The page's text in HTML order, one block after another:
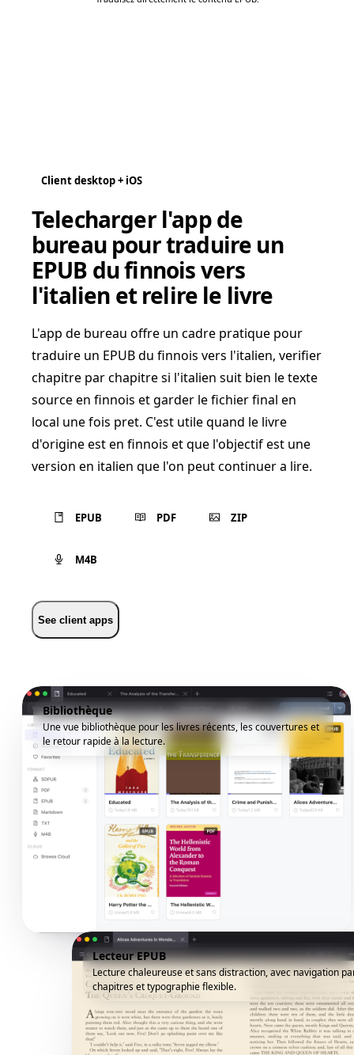
Client desktop + iOS
Telecharger l'app de
bureau pour traduire un
EPUB du finnois vers
l'italien et relire le livre
L'app de bureau offre un cadre pratique pour
traduire un EPUB du finnois vers l'italien, verifier
chapitre par chapitre si l'italien suit bien le texte
source en finnois et garder le fichier final en
local une fois pret. C'est utile quand le livre
d'origine est en finnois et que l'objectif est une
version en italien que l'on peut continuer a lire.
EPUB PDF ZIP
M4B
See client apps
Bibliothèque
Une vue bibliothèque pour les livres récents, les couvertures et
le retour rapide à la lecture.
Lecteur EPUB
Lecture chaleureuse et sans distraction, avec navigation
chapitres et typographie flexible.